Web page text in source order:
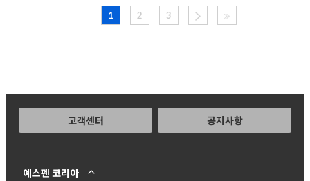
1 2 3
고객센터 공지사항
예스펜 코리아